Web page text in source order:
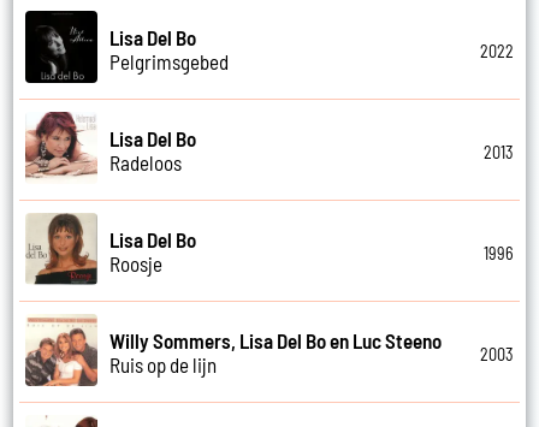
Lisa Del Bo
Pelgrimsgebed
2022
Lisa Del Bo
Radeloos
2013
Lisa Del Bo
Roosje
1996
Willy Sommers, Lisa Del Bo en Luc Steeno
Ruis op de lijn
2003